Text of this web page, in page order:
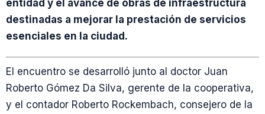
entidad y el avance de obras de infraestructura
destinadas a mejorar la prestación de servicios
esenciales en la ciudad.
El encuentro se desarrolló junto al doctor Juan
Roberto Gómez Da Silva, gerente de la cooperativa,
y el contador Roberto Rockembach, consejero de la